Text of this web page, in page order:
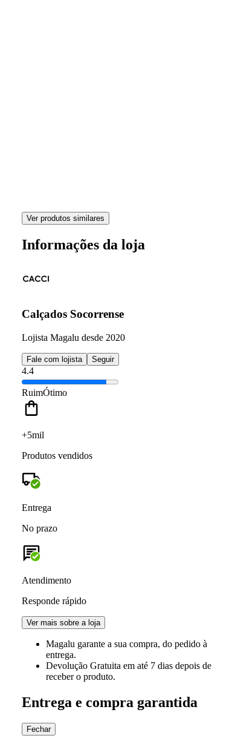
Ver produtos similares
Informações da loja
Calçados Socorrense
Lojista Magalu desde 2020
Fale com lojista Seguir
4.4
RuimÓtimo
+5mil
Produtos vendidos
Entrega
No prazo
Atendimento
Responde rápido
Ver mais sobre a loja
Magalu garante a sua compra, do pedido à
entrega.
Devolução Gratuita em até 7 dias depois de
receber o produto.
Entrega e compra garantida
Fechar